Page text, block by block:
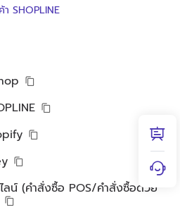
SHOPLINE
ลน์ (คำสั่งซื้อ POS/คำสั่งซื้อด้วย